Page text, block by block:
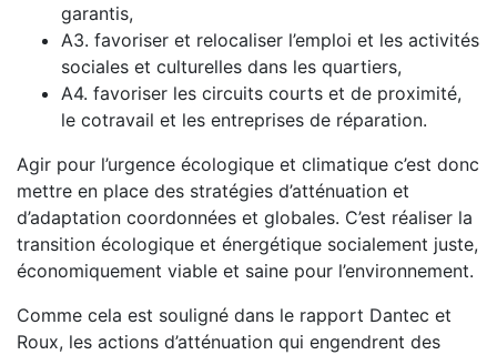
garantis,
A3. favoriser et relocaliser l’emploi et les activités
sociales et culturelles dans les quartiers,
A4. favoriser les circuits courts et de proximité,
le cotravail et les entreprises de réparation.
Agir pour l’urgence écologique et climatique c’est donc
mettre en place des stratégies d’atténuation et
d’adaptation coordonnées et globales. C’est réaliser la
transition écologique et énergétique socialement juste,
économiquement viable et saine pour l’environnement.
Comme cela est souligné dans le rapport Dantec et
Roux, les actions d’atténuation qui engendrent des